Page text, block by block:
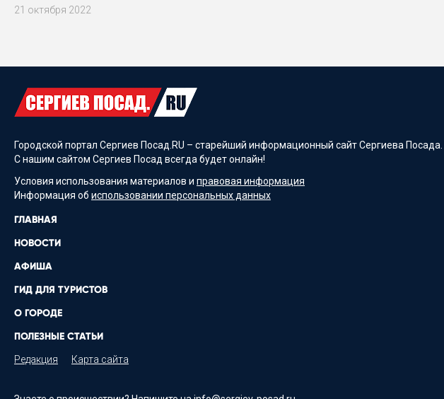
21 октября 2022
Городской портал Сергиев Посад.RU – старейший информационный сайт Сергиева
С нашим сайтом Сергиев Посад всегда будет онлайн!
Условия использования материалов и правовая информация
Информация об использовании персональных данных
ГЛАВНАЯ
НОВОСТИ
АФИША
ГИД ДЛЯ ТУРИСТОВ
О ГОРОДЕ
ПОЛЕЗНЫЕ СТАТЬИ
Редакция Карта сайта